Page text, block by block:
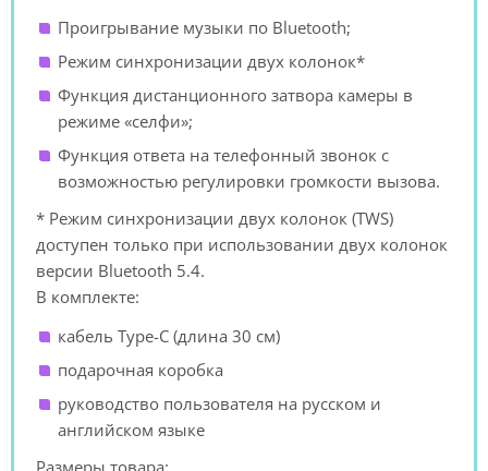
Проигрывание музыки по Bluetooth;
Режим синхронизации двух колонок*
Функция дистанционного затвора камеры в
режиме «селфи»;
Функция ответа на телефонный звонок с
возможностью регулировки громкости вызова.
* Режим синхронизации двух колонок (TWS)
доступен только при использовании двух колонок
версии Bluetooth 5.4.
В комплекте:
кабель Type-C (длина 30 см)
подарочная коробка
руководство пользователя на русском и
английском языке
Размеры товара: